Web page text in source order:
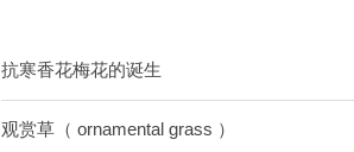
抗寒香花梅花的诞生
观赏草（ ornamental grass ）